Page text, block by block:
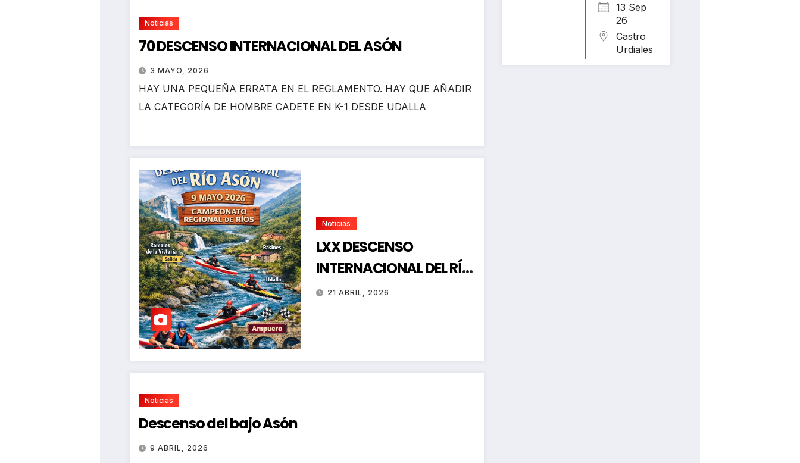
Noticias
70 DESCENSO INTERNACIONAL DEL ASÓN
3 MAYO, 2026
HAY UNA PEQUEÑA ERRATA EN EL REGLAMENTO. HAY QUE AÑADIR
LA CATEGORÍA DE HOMBRE CADETE EN K-1 DESDE UDALLA
Noticias
LXX DESCENSO
INTERNACIONAL DEL RÍO
ASÓN
21 ABRIL, 2026
Noticias
Descenso del bajo Asón
9 ABRIL, 2026
13 Sep
26
Castro
Urdiales